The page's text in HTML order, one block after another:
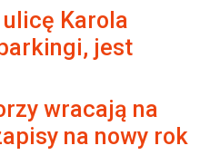
ulicę Karola
jest
wracają na
na nowy rok